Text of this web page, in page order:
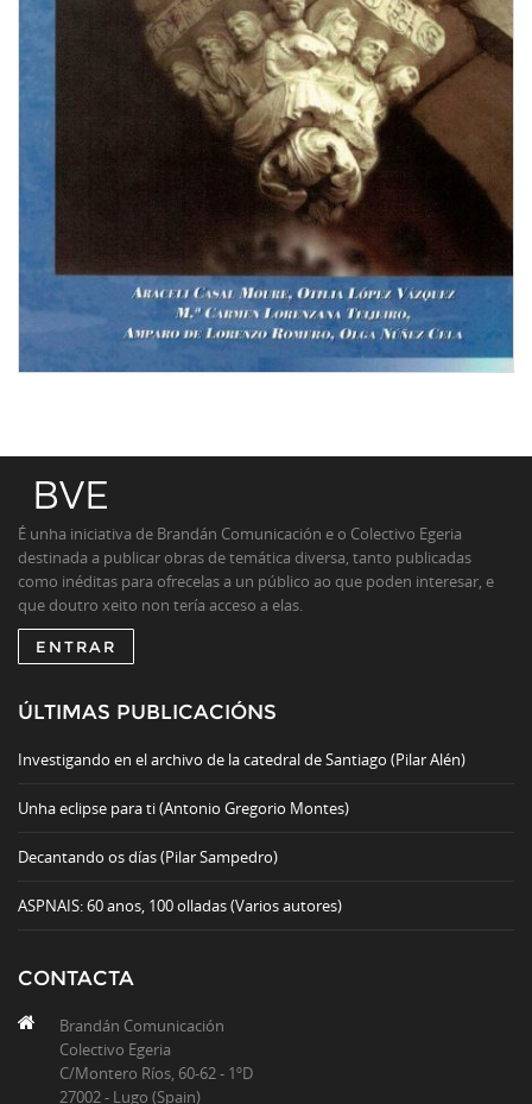
É unha iniciativa de Brandán Comunicación e o Colectivo Egeria
destinada a publicar obras de temática diversa, tanto publicadas
como inéditas para ofrecelas a un público ao que poden interesar, e
que doutro xeito non tería acceso a elas.
ENTRAR
ÚLTIMAS PUBLICACIÓNS
Investigando en el archivo de la catedral de Santiago (Pilar Alén)
Unha eclipse para ti (Antonio Gregorio Montes)
Decantando os días (Pilar Sampedro)
ASPNAIS: 60 anos, 100 olladas (Varios autores)
CONTACTA
Brandán Comunicación
Colectivo Egeria
C/Montero Ríos, 60-62 - 1ºD
27002 - Lugo (Spain)